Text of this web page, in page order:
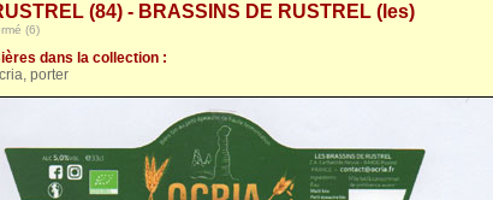
(84) - BRASSINS DE RUSTREL (les)
(6)
dans la collection :
porter